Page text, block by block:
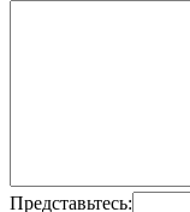
Представьтесь: